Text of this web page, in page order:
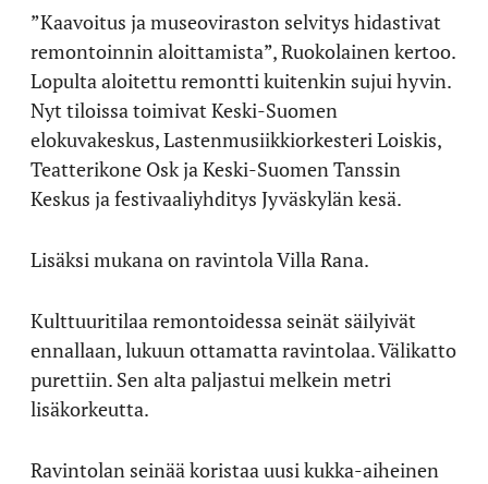
”Kaavoitus ja museoviraston selvitys hidastivat
remontoinnin aloittamista”, Ruokolainen kertoo.
Lopulta aloitettu remontti kuitenkin sujui hyvin.
Nyt tiloissa toimivat Keski-Suomen
elokuvakeskus, Lastenmusiikkiorkesteri Loiskis,
Teatterikone Osk ja Keski-Suomen Tanssin
Keskus ja festivaaliyhditys Jyväskylän kesä.
Lisäksi mukana on ravintola Villa Rana.
Kulttuuritilaa remontoidessa seinät säilyivät
ennallaan, lukuun ottamatta ravintolaa. Välikatto
purettiin. Sen alta paljastui melkein metri
lisäkorkeutta.
Ravintolan seinää koristaa uusi kukka-aiheinen